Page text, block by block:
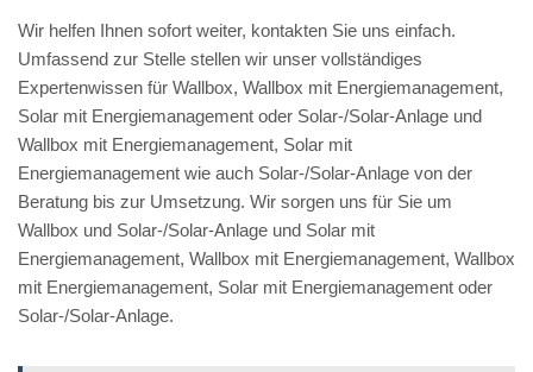
Wir helfen Ihnen sofort weiter, kontakten Sie uns einfach.
Umfassend zur Stelle stellen wir unser vollständiges
Expertenwissen für Wallbox, Wallbox mit Energiemanagement,
Solar mit Energiemanagement oder Solar-/Solar-Anlage und
Wallbox mit Energiemanagement, Solar mit
Energiemanagement wie auch Solar-/Solar-Anlage von der
Beratung bis zur Umsetzung. Wir sorgen uns für Sie um
Wallbox und Solar-/Solar-Anlage und Solar mit
Energiemanagement, Wallbox mit Energiemanagement, Wallbox
mit Energiemanagement, Solar mit Energiemanagement oder
Solar-/Solar-Anlage.